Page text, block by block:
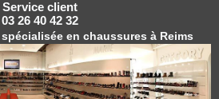
Service client
03 26 40 42 32
spécialisée en chaussures à Reims